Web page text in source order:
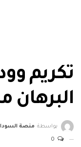
تكريم
البرهان
بواسطة منصة